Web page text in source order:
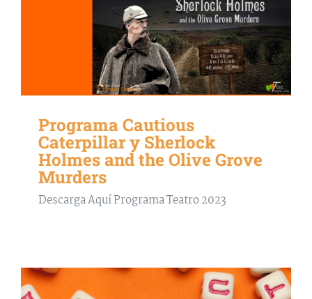
Programa Cautious
Caterpillar y Sherlock
Holmes and the Olive Grove
Murders
Descarga Aquí Programa Teatro 2023